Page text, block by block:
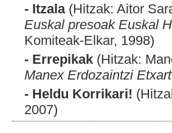
- Itzala(Hitzak: Aitor
Euskal presoak Euskal
Komiteak-Elkar, 1998)
- Errepikak (Hitzak:
Manex Erdozaintzi
- Heldu Korrikari!
2007)